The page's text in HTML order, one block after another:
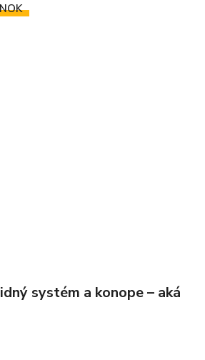
systém a konope – aká